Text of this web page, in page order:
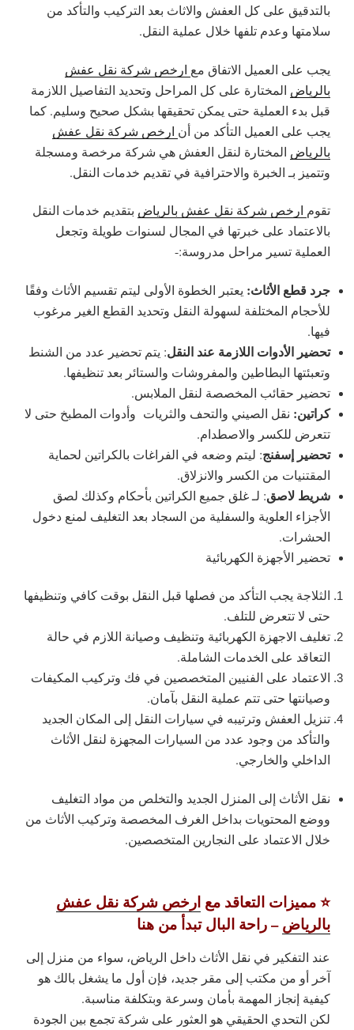
بالتدقيق على كل العفش والاثاث بعد التركيب والتأكد من
سلامتها وعدم تلفها خلال عملية النقل.
يجب على العميل الاتفاق مع ارخص شركة نقل عفش
بالرياض المختارة على كل المراحل وتحديد التفاصيل اللازمة
قبل بدء العملية حتى يمكن تحقيقها بشكل صحيح وسليم. كما
يجب على العميل التأكد من أن ارخص شركة نقل عفش
بالرياض المختارة لنقل العفش هي شركة مرخصة ومسجلة
وتتميز بـ الخبرة والاحترافية في تقديم خدمات النقل.
تقوم ارخص شركة نقل عفش بالرياض بتقديم خدمات النقل
بالاعتماد على خبرتها في المجال لسنوات طويلة وتجعل
العملية تسير مراحل مدروسة:-
جرد قطع الأثاث: يعتبر الخطوة الأولى ليتم تقسيم الأثاث وفقًا
للأحجام المختلفة لسهولة النقل وتحديد القطع الغير مرغوب
فيها.
تحضير الأدوات اللازمة عند النقل: يتم تحضير عدد من الشنط
وتعبئتها البطاطين والمفروشات والستائر بعد تنظيفها.
تحضير حقائب المخصصة لنقل الملابس.
كراتين: نقل الصيني والتحف والثريات وأدوات المطبخ حتى لا
تتعرض للكسر والاصطدام.
تحضير إسفنج: ليتم وضعه في الفراغات بالكراتين لحماية
المقتنيات من الكسر والانزلاق.
شريط لاصق: لـ غلق جميع الكراتين بأحكام وكذلك لصق
الأجزاء العلوية والسفلية من السجاد بعد التغليف لمنع دخول
الحشرات.
تحضير الأجهزة الكهربائية
الثلاجة يجب التأكد من فصلها قبل النقل بوقت كافي وتنظيفها
حتى لا تتعرض للتلف.
تغليف الاجهزة الكهربائية وتنظيف وصيانة اللازم في حالة
التعاقد على الخدمات الشاملة.
الاعتماد على الفنيين المتخصصين في فك وتركيب المكيفات
وصيانتها حتى تتم عملية النقل بآمان.
تنزيل العفش وترتيبه في سيارات النقل إلى المكان الجديد
والتأكد من وجود عدد من السيارات المجهزة لنقل الأثاث
الداخلي والخارجي.
نقل الأثاث إلى المنزل الجديد والتخلص من مواد التغليف
ووضع المحتويات بداخل الغرف المخصصة وتركيب الأثاث من
خلال الاعتماد على النجارين المتخصصين.
⭐ مميزات التعاقد مع ارخص شركة نقل عفش
بالرياض– راحة البال تبدأ من هنا
عند التفكير في نقل الأثاث داخل الرياض، سواء من منزل إلى
آخر أو من مكتب إلى مقر جديد، فإن أول ما يشغل بالك هو
كيفية إنجاز المهمة بأمان وسرعة وبتكلفة مناسبة.
لكن التحدي الحقيقي هو العثور على شركة تجمع بين الجودة